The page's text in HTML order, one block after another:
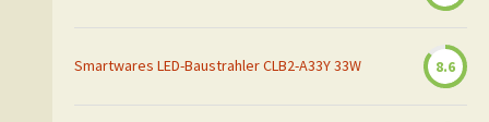
Smartwares LED-Baustrahler CLB2-A33Y 33W 8.6